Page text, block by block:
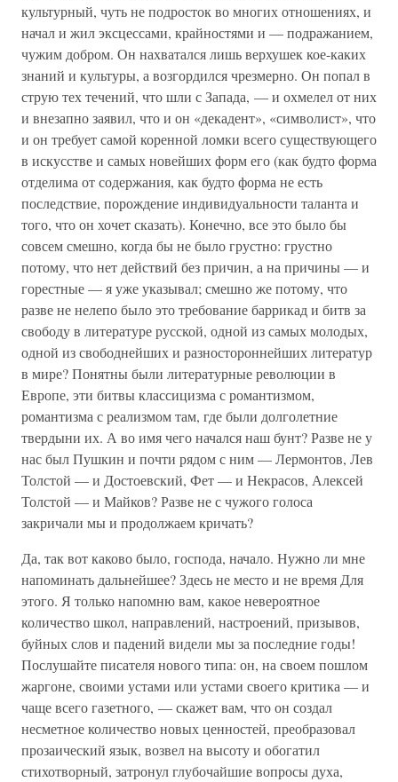
культурный, чуть не подросток во многих отношениях, и
начал и жил эксцессами, крайностями и — подражанием,
чужим добром. Он нахватался лишь верхушек кое-каких
знаний и культуры, а возгордился чрезмерно. Он попал в
струю тех течений, что шли с Запада, — и охмелел от них
и внезапно заявил, что и он «декадент», «символист», что
и он требует самой коренной ломки всего существующего
в искусстве и самых новейших форм его (как будто форма
отделима от содержания, как будто форма не есть
последствие, порождение индивидуальности таланта и
того, что он хочет сказать). Конечно, все это было бы
совсем смешно, когда бы не было грустно: грустно
потому, что нет действий без причин, а на причины — и
горестные — я уже указывал; смешно же потому, что
разве не нелепо было это требование баррикад и битв за
свободу в литературе русской, одной из самых молодых,
одной из свободнейших и разностороннейших литератур
в мире? Понятны были литературные революции в
Европе, эти битвы классицизма с романтизмом,
романтизма с реализмом там, где были долголетние
твердыни их. А во имя чего начался наш бунт? Разве не у
нас был Пушкин и почти рядом с ним — Лермонтов, Лев
Толстой — и Достоевский, Фет — и Некрасов, Алексей
Толстой — и Майков? Разве не с чужого голоса
закричали мы и продолжаем кричать?
Да, так вот каково было, господа, начало. Нужно ли мне
напоминать дальнейшее? Здесь не место и не время Для
этого. Я только напомню вам, какое невероятное
количество школ, направлений, настроений, призывов,
буйных слов и падений видели мы за последние годы!
Послушайте писателя нового типа: он, на своем пошлом
жаргоне, своими устами или устами своего критика — и
чаще всего газетного, — скажет вам, что он создал
несметное количество новых ценностей, преобразовал
прозаический язык, возвел на высоту и обогатил
стихотворный, затронул глубочайшие вопросы духа,